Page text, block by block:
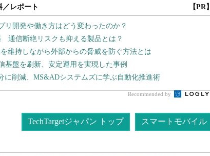
レポート 【PR】
開発や働き方はどう変わったのか？
通信断絶リスクも抑える製品とは？
維持しながら外部からの脅威を防ぐ方法とは
基盤を刷新、安定運用を実現した事例
に削減、MS&ADシステムズに学ぶ自動化推進術
Recommended by
TechTargetジャパン トップ スマートモバイル